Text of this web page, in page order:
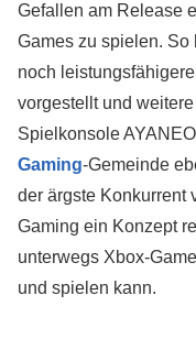
Gefallen am Release
Games zu spielen. So
noch
vorgestellt und
Spielkonsole
Gaming-Gemeinde
der ärgste Konkurrent
Gaming ein Konzept
unterwegs Xbox-
und spielen kann.